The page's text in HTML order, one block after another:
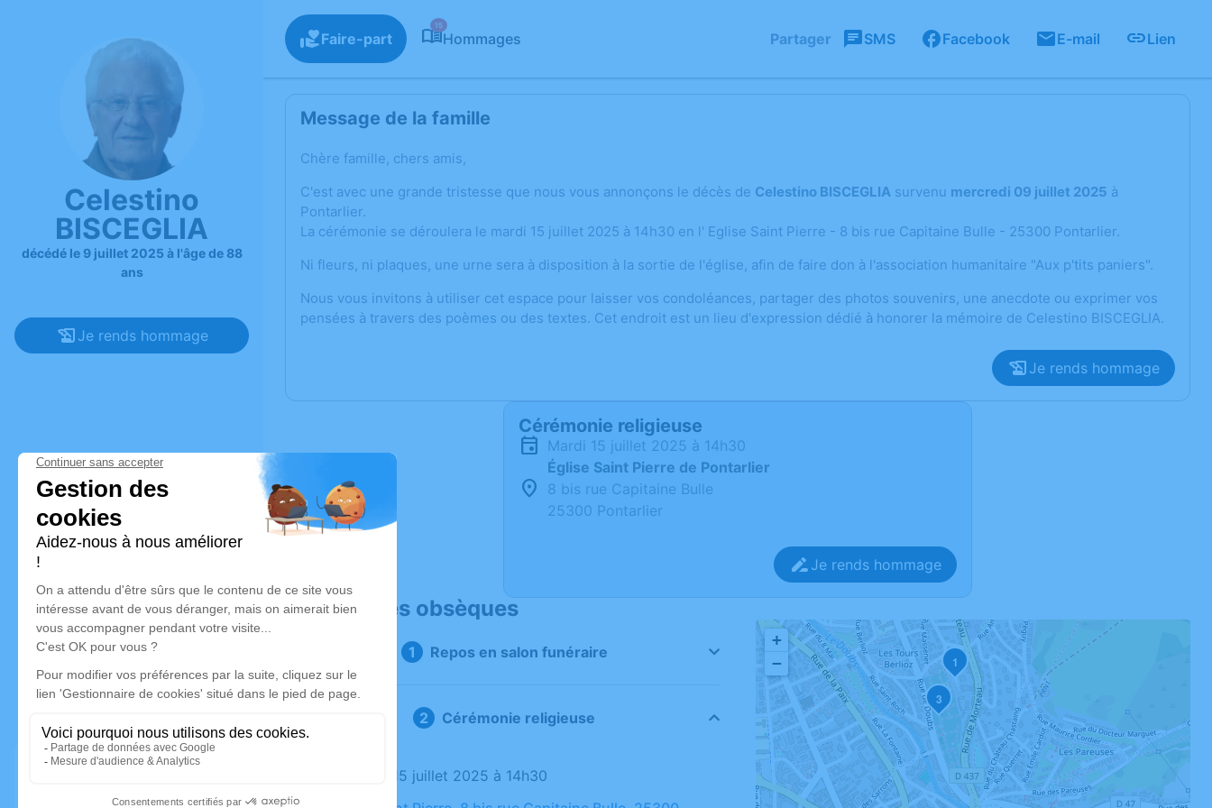
Celestino
BISCEGLIA
décédé le 9 juillet 2025 à l'âge de 88
ans
Je rends hommage
Faire-part
15
Hommages Partager SMS Facebook E-mail Lien
Message de la famille
Chère famille, chers amis,
C'est avec une grande tristesse que nous vous annonçons le décès de Celestino BISCEGLIA survenu mercredi 09 juillet 2025 à
Pontarlier.
La cérémonie se déroulera le mardi 15 juillet 2025 à 14h30 en l' Eglise Saint Pierre - 8 bis rue Capitaine Bulle - 25300 Pontarlier.
Ni fleurs, ni plaques, une urne sera à disposition à la sortie de l'église, afin de faire don à l'association humanitaire "Aux p'tits paniers".
Nous vous invitons à utiliser cet espace pour laisser vos condoléances, partager des photos souvenirs, une anecdote ou exprimer vos
pensées à travers des poèmes ou des textes. Cet endroit est un lieu d'expression dédié à honorer la mémoire de Celestino BISCEGLIA.
Je rends hommage
Cérémonie religieuse
mardi 15 juillet 2025 à 14h30
Église Saint Pierre de Pontarlier
8 bis rue Capitaine Bulle
25300 Pontarlier
Je rends hommage
Déroulé des obsèques
Repos en salon funéraire
Cérémonie religieuse
Le mardi 15 juillet 2025 à 14h30
1
3
+
−